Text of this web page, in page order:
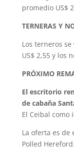
promedio US$
TERNERAS Y
Los terneros
US$ 2,55 y los
PRÓXIMO
El escritorio
de cabaña
El Ceibal como
La oferta es de
Polled Hereford.